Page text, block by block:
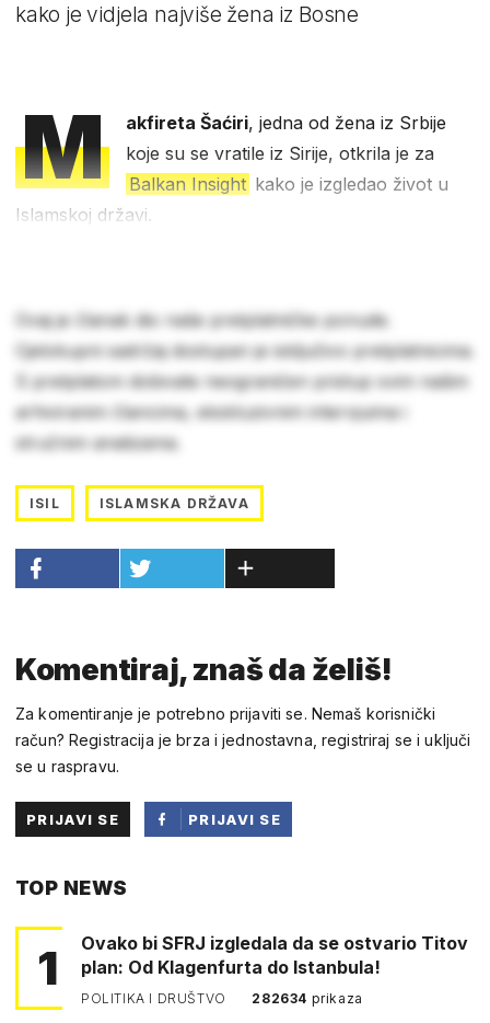
kako je vidjela najviše žena iz Bosne
M akfireta Šaćiri, jedna od žena iz Srbije
koje su se vratile iz Sirije, otkrila je za
Balkan Insight kako je izgledao život u
Islamskoj državi.
Ovaj je članak dio naše pretplatničke ponude.
Cjelokupni sadržaj dostupan je isključivo pretplatnicima.
S pretplatom dobivate neograničen pristup svim našim
arhiviranim člancima, ekskluzivnim intervjuima i
stručnim analizama.
ISIL ISLAMSKA DRŽAVA
Komentiraj, znaš da želiš!
Za komentiranje je potrebno prijaviti se. Nemaš korisnički
račun? Registracija je brza i jednostavna, registriraj se i uključi
se u raspravu.
PRIJAVI SE
PRIJAVI SE
TOP NEWS
1
Ovako bi SFRJ izgledala da se ostvario Titov
plan: Od Klagenfurta do Istanbula!
POLITIKA I DRUŠTVO 282634 prikaza